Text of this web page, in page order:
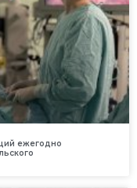
ежегодно